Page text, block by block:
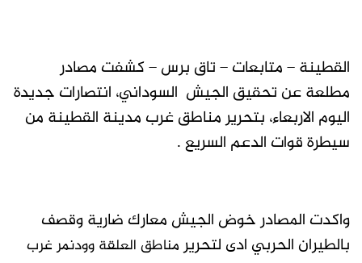
القطينة – متابعات – تاق برس – كشفت مصادر
مطلعة عن تحقيق الجيش السوداني، انتصارات جديدة
اليوم الاربعاء، بتحرير مناطق غرب مدينة القطينة من
سيطرة قوات الدعم السريع .
واكدت المصادر خوض الجيش معارك ضارية وقصف
بالطيران الحربي ادى لتحريرمناطق العلقة وودنمر غرب